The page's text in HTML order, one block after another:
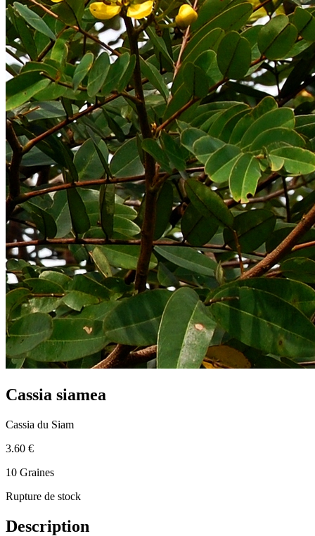
Cassia siamea
Cassia du Siam
3.60 €
10 Graines
Rupture de stock
Description